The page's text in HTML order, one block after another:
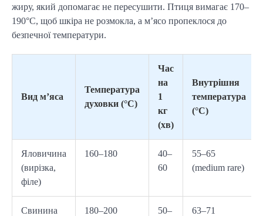
жиру, який допомагає не пересушити. Птиця вимагає 170–
190°C, щоб шкіра не розмокла, а м’ясо пропеклося до
безпечної температури.
Вид м’яса
Температура
духовки (°C)
Час
на
1
кг
(хв)
Внутрішня
температура
(°C)
Яловичина
(вирізка,
філе)
160–180
40–
60
55–65
(medium rare)
Свинина
180–200
50–
63–71